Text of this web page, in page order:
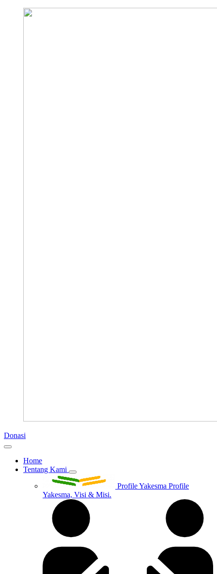
Donasi
Home
Tentang Kami
Profile Yakesma Profile
Yakesma, Visi & Misi.